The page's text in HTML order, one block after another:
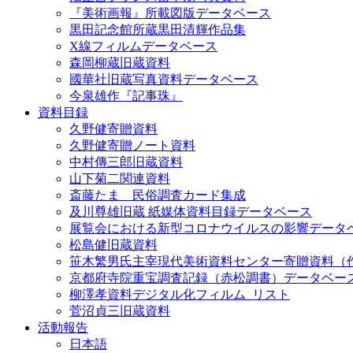
『美術画報』所載図版データベース
黒田記念館所蔵黒田清輝作品集
X線フィルムデータベース
森岡柳蔵旧蔵資料
國華社旧蔵写真資料データベース
今泉雄作『記事珠』
資料目録
久野健寄贈資料
久野健寄贈ノート資料
中村傳三郎旧蔵資料
山下菊二関連資料
斎藤たま 民俗調査カード集成
及川尊雄旧蔵 紙媒体資料目録データベース
展覧会における新型コロナウイルスの影響データ
松島健旧蔵資料
笹木繁男氏主宰現代美術資料センター寄贈資料（
京都府寺院重宝調査記録（赤松調書）データベー
柳澤孝資料デジタル化フィルム_リスト
菅沼貞三旧蔵資料
活動報告
日本語